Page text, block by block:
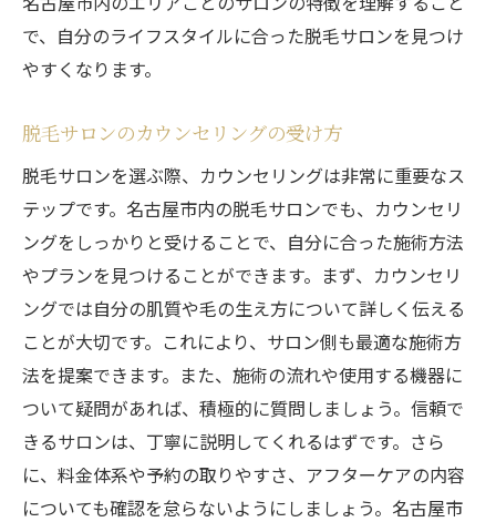
施術後のフォローがしっかりしているサロ
ン
サロンの立地と通いやすさ
施術結果の実績があるサロン
トライアル施術の充実度
名古屋市の脱毛サロンで理想の肌を手に入れる
方法
毎日のスキンケアのポイント
脱毛後の肌ケア方法
施術後のトラブル対処法
施術前後の注意事項
美容成分配合のケア用品の活用
で、自分のライフスタイルに合った脱毛サロンを見つけ
やすくなります。
脱毛サロンのカウンセリングの受け方
脱毛サロンを選ぶ際、カウンセリングは非常に重要なス
テップです。名古屋市内の脱毛サロンでも、カウンセリ
ングをしっかりと受けることで、自分に合った施術方法
やプランを見つけることができます。まず、カウンセリ
ングでは自分の肌質や毛の生え方について詳しく伝える
ことが大切です。これにより、サロン側も最適な施術方
法を提案できます。また、施術の流れや使用する機器に
ついて疑問があれば、積極的に質問しましょう。信頼で
きるサロンは、丁寧に説明してくれるはずです。さら
に、料金体系や予約の取りやすさ、アフターケアの内容
についても確認を怠らないようにしましょう。名古屋市